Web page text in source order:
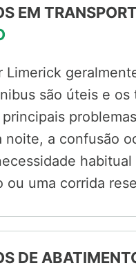
EM
Limerick
são úteis e
noite, a confusão
ou uma corrida
DE